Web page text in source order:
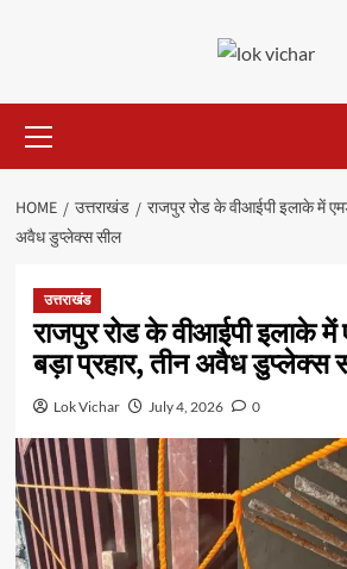
Menu
HOME उत्तराखंड
राजपुर रोड के वीआईपी इलाके में
अवैध डुप्लेक्स सील
उत्तराखंड
राजपुर रोड के वीआईपी इलाके में
बड़ा प्रहार, तीन अवैध डुप्लेक्स
Lok Vichar July 4, 2026 0